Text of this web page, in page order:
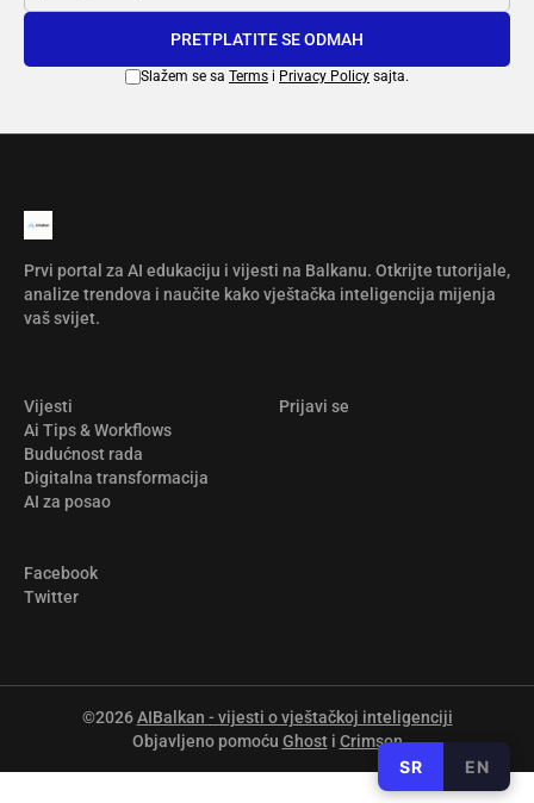
PRETPLATITE SE ODMAH
Slažem se sa Terms i Privacy Policy sajta.
Prvi portal za AI edukaciju i vijesti na Balkanu. Otkrijte tutorijale,
analize trendova i naučite kako vještačka inteligencija mijenja
vaš svijet.
Vijesti
Ai Tips & Workflows
Budućnost rada
Digitalna transformacija
AI za posao
Prijavi se
Facebook
Twitter
©2026AIBalkan - vijesti o vještačkoj inteligenciji
Objavljeno pomoću Ghosti Crimson
SR EN